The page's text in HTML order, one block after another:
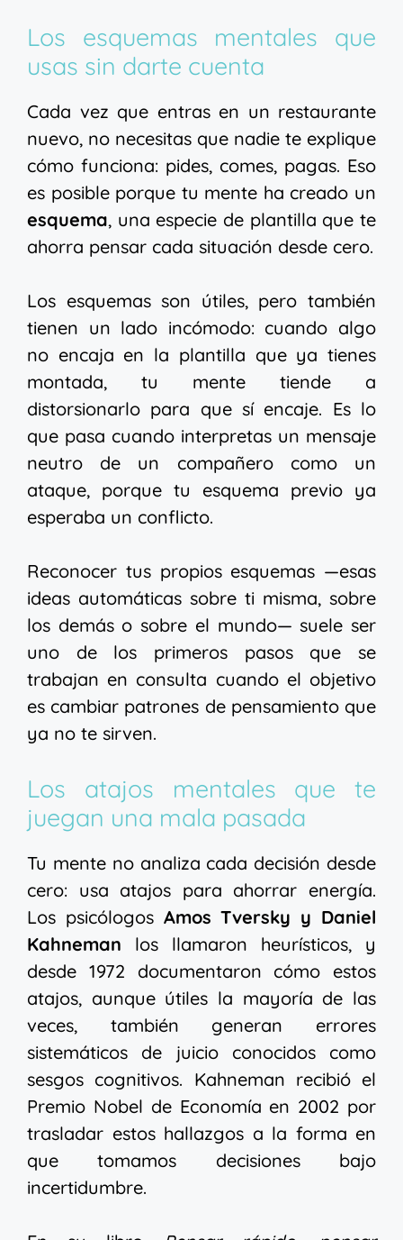
Los esquemas mentales que
usas sin darte cuenta
Cada vez que entras en un restaurante
nuevo, no necesitas que nadie te explique
cómo funciona: pides, comes, pagas. Eso
es posible porque tu mente ha creado un
esquema, una especie de plantilla que te
ahorra pensar cada situación desde cero.
Los esquemas son útiles, pero también
tienen un lado incómodo: cuando algo
no encaja en la plantilla que ya tienes
montada, tu mente tiende a
distorsionarlo para que sí encaje. Es lo
que pasa cuando interpretas un mensaje
neutro de un compañero como un
ataque, porque tu esquema previo ya
esperaba un conflicto.
Reconocer tus propios esquemas —esas
ideas automáticas sobre ti misma, sobre
los demás o sobre el mundo— suele ser
uno de los primeros pasos que se
trabajan en consulta cuando el objetivo
es cambiar patrones de pensamiento que
ya no te sirven.
Los atajos mentales que te
juegan una mala pasada
Tu mente no analiza cada decisión desde
cero: usa atajos para ahorrar energía.
Los psicólogos Amos Tversky y Daniel
Kahneman los llamaron heurísticos, y
desde 1972 documentaron cómo estos
atajos, aunque útiles la mayoría de las
veces, también generan errores
sistemáticos de juicio conocidos como
sesgos cognitivos. Kahneman recibió el
Premio Nobel de Economía en 2002 por
trasladar estos hallazgos a la forma en
que tomamos decisiones bajo
incertidumbre.